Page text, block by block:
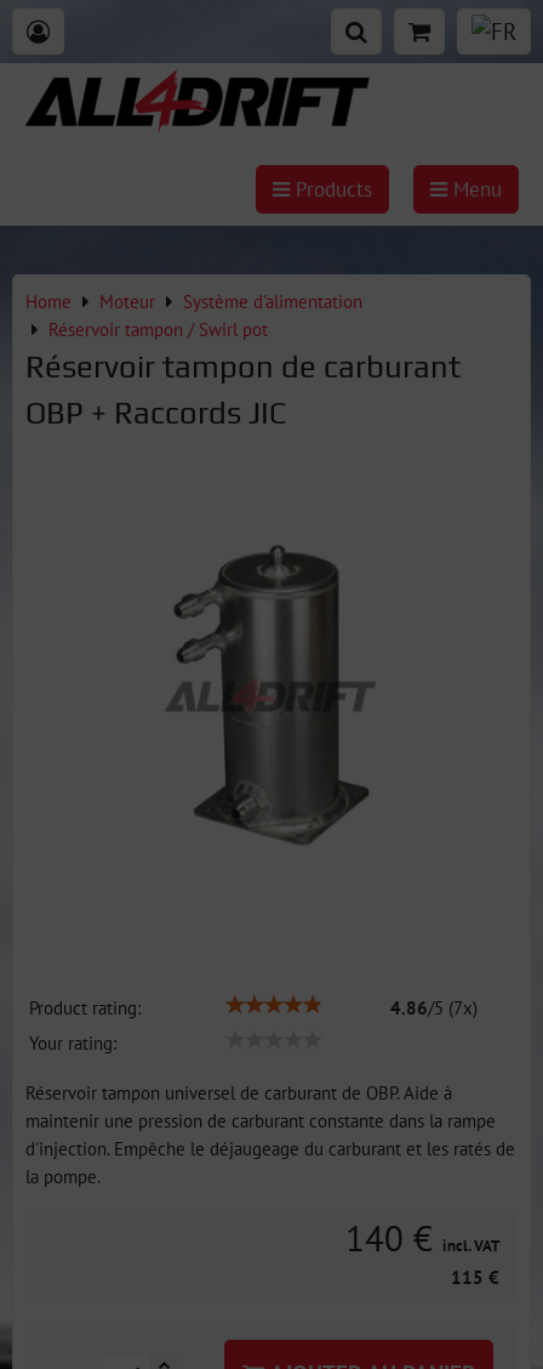
Products Menu
Home Moteur
Système d'alimentation
Réservoir tampon / Swirl pot
Réservoir tampon de carburant
OBP + Raccords JIC
Product rating: 4.86/5 (7x)
Your rating:
Réservoir tampon universel de carburant de OBP. Aide à
maintenir une pression de carburant constante dans la rampe
d'injection. Empêche le déjaugeage du carburant et les ratés de
la pompe.
140 € incl. VAT
115 €